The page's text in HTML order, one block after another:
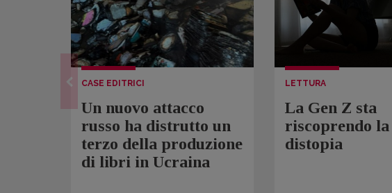
CASE EDITRICI
Un nuovo attacco
russo ha distrutto un
terzo della produzione
di libri in Ucraina
LETTURA
La Gen Z sta
riscoprendo la
distopia